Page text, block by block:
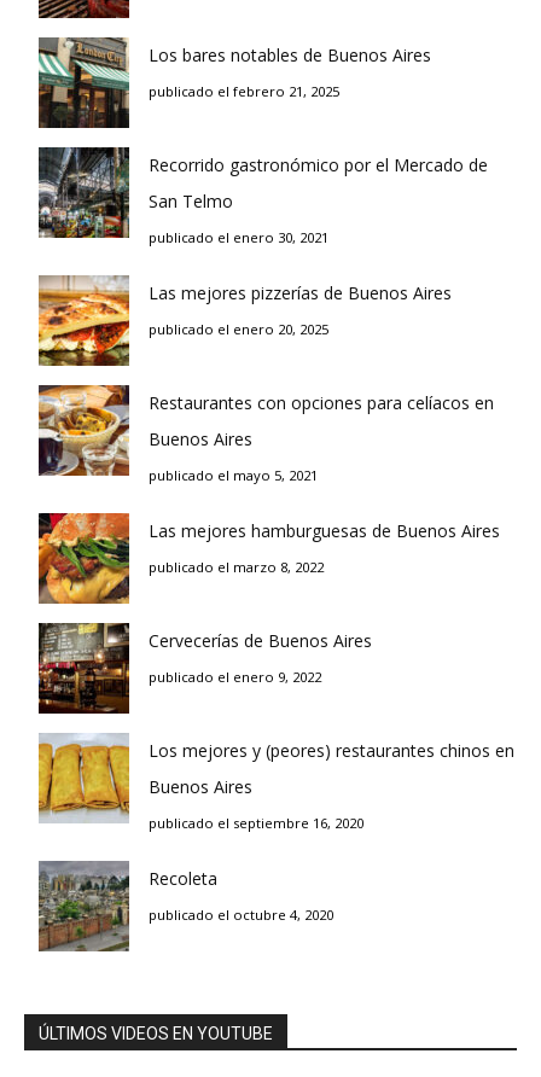
Los bares notables de Buenos Aires
publicado el febrero 21, 2025
Recorrido gastronómico por el Mercado de
San Telmo
publicado el enero 30, 2021
Las mejores pizzerías de Buenos Aires
publicado el enero 20, 2025
Restaurantes con opciones para celíacos en
Buenos Aires
publicado el mayo 5, 2021
Las mejores hamburguesas de Buenos Aires
publicado el marzo 8, 2022
Cervecerías de Buenos Aires
publicado el enero 9, 2022
Los mejores y (peores) restaurantes chinos en
Buenos Aires
publicado el septiembre 16, 2020
Recoleta
publicado el octubre 4, 2020
ÚLTIMOS VIDEOS EN YOUTUBE